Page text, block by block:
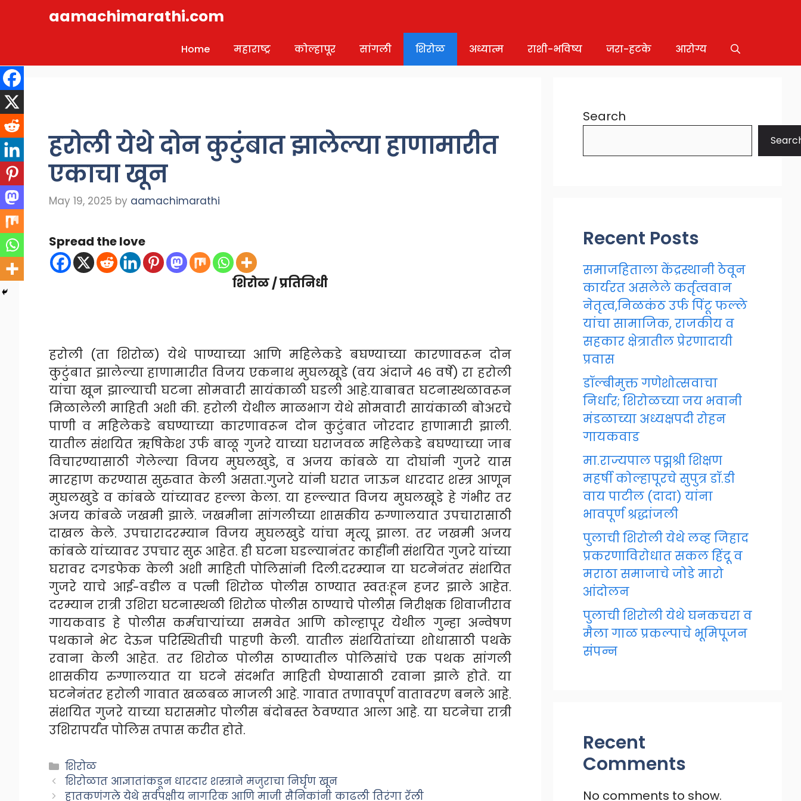
aamachimarathi.com
Home महाराष्ट्र कोल्हापूर सांगली शिरोळ अध्यात्म राशी-भविष्य जरा-हटके आरोग्य
हरोली येथे दोन कुटुंबात झालेल्या हाणामारीत
एकाचा खून
May 19, 2025 by aamachimarathi
Spread the love
शिरोळ / प्रतिनिधी
हरोली (ता शिरोळ) येथे पाण्याच्या आणि महिलेकडे बघण्याच्या कारणावरून दोन
कुटुंबात झालेल्या हाणामारीत विजय एकनाथ मुघलखूडे (वय अंदाजे ४६ वर्षे) रा हरोली
यांचा खून झाल्याची घटना सोमवारी सायंकाळी घडली आहे.याबाबत घटनास्थळावरून
मिळालेली माहिती अशी की. हरोली येथील माळभाग येथे सोमवारी सायंकाळी बोअरचे
पाणी व महिलेकडे बघण्याच्या कारणावरून दोन कुटुंबात जोरदार हाणामारी झाली.
यातील संशयित ऋषिकेश उर्फ बाळू गुजरे याच्या घराजवळ महिलेकडे बघण्याच्या जाब
विचारण्यासाठी गेलेल्या विजय मुघलखुडे, व अजय कांबळे या दोघांनी गुजरे यास
मारहाण करण्यास सुरुवात केली असता.गुजरे यांनी घरात जाऊन धारदार शस्त्र आणून
मुघलखुडे व कांबळे यांच्यावर हल्ला केला. या हल्ल्यात विजय मुघलखूडे हे गंभीर तर
अजय कांबळे जखमी झाले. जखमीना सांगलीच्या शासकीय रुग्णालयात उपचारासाठी
दाखल केले. उपचारादरम्यान विजय मुघलखुडे यांचा मृत्यू झाला. तर जखमी अजय
कांबळे यांच्यावर उपचार सुरू आहेत. ही घटना घडल्यानंतर काहींनी संशयित गुजरे यांच्या
घरावर दगडफेक केली अशी माहिती पोलिसांनी दिली.दरम्यान या घटनेनंतर संशयित
गुजरे याचे आई-वडील व पत्नी शिरोळ पोलीस ठाण्यात स्वतःहून हजर झाले आहेत.
दरम्यान रात्री उशिरा घटनास्थळी शिरोळ पोलीस ठाण्याचे पोलीस निरीक्षक शिवाजीराव
गायकवाड हे पोलीस कर्मचाऱ्यांच्या समवेत आणि कोल्हापूर येथील गुन्हा अन्वेषण
पथकाने भेट देऊन परिस्थितीची पाहणी केली. यातील संशयितांच्या शोधासाठी पथके
रवाना केली आहेत. तर शिरोळ पोलीस ठाण्यातील पोलिसांचे एक पथक सांगली
शासकीय रुग्णालयात या घटने संदर्भात माहिती घेण्यासाठी रवाना झाले होते. या
घटनेनंतर हरोली गावात खळबळ माजली आहे. गावात तणावपूर्ण वातावरण बनले आहे.
संशयित गुजरे याच्या घरासमोर पोलीस बंदोबस्त ठेवण्यात आला आहे. या घटनेचा रात्री
उशिरापर्यंत पोलिस तपास करीत होते.
Categories
शिरोळ
शिरोळात आज्ञातांकडून धारदार शस्त्राने मजुराचा निर्घृण खून
हातकणंगले येथे सर्वपक्षीय नागरिक आणि माजी सैनिकांनी काढली तिरंगा रॅली
Search
Recent Posts
समाजहिताला केंद्रस्थानी ठेवून
कार्यरत असलेले कर्तृत्ववान
नेतृत्व,निळकंठ उर्फ पिंटू फल्ले
यांचा सामाजिक, राजकीय व
सहकार क्षेत्रातील प्रेरणादायी
प्रवास
डॉल्बीमुक्त गणेशोत्सवाचा
निर्धार; शिरोळच्या जय भवानी
मंडळाच्या अध्यक्षपदी रोहन
गायकवाड
मा.राज्यपाल पद्मश्री शिक्षण
महर्षी कोल्हापूरचे सुपुत्र डॉ.डी
वाय पाटील (दादा) यांना
भावपूर्ण श्रद्धांजली
पुलाची शिरोली येथे लव्ह जिहाद
प्रकरणाविरोधात सकल हिंदू व
मराठा समाजाचे जोडे मारो
आंदोलन
पुलाची शिरोली येथे घनकचरा व
मैला गाळ प्रकल्पाचे भूमिपूजन
संपन्न
Recent
Comments
No comments to show.